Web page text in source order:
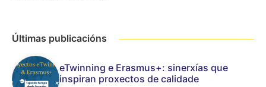
Últimas publicacións
eTwinning e Erasmus+: sinerxías que
inspiran proxectos de calidade